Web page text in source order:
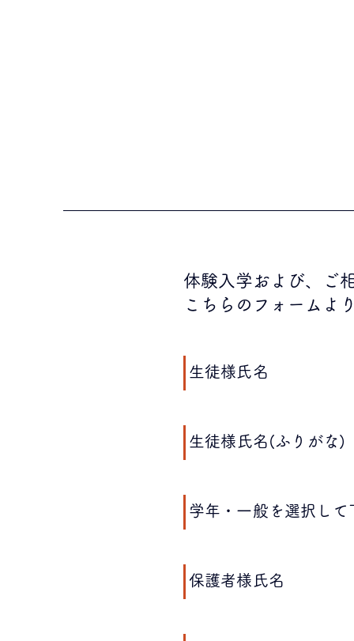
体験入学および、ご
こちらのフォームよ
​生徒様氏名
​生徒様氏名(ふりがな)
学年・一般を選択して
​保護者様氏名